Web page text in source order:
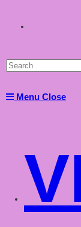
website
Menu Close